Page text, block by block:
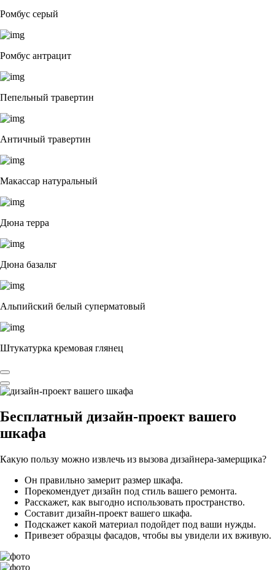
Ромбус серый
Ромбус антрацит
Пепельный травертин
Античный травертин
Макассар натуральный
Дюна терра
Дюна базальт
Альпийский белый суперматовый
Штукатурка кремовая глянец
Бесплатный дизайн-проект вашего
шкафа
Какую пользу можно извлечь из вызова дизайнера-замерщика?
Он правильно замерит размер шкафа.
Порекомендует дизайн под стиль вашего ремонта.
Расскажет, как выгодно использовать пространство.
Составит дизайн-проект вашего шкафа.
Подскажет какой материал подойдет под ваши нужды.
Привезет образцы фасадов, чтобы вы увидели их вживую.